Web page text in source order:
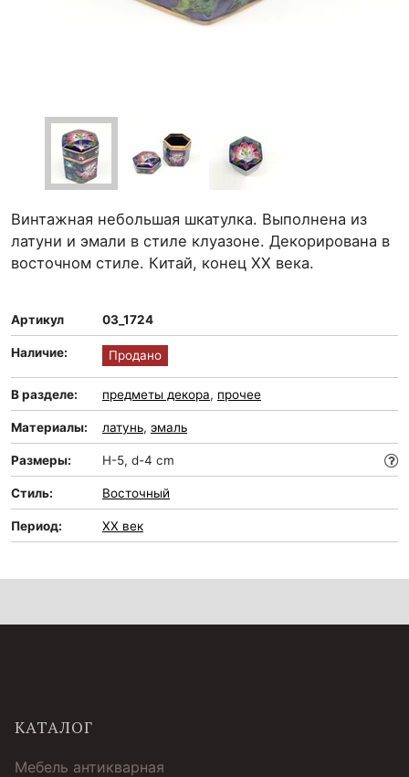
Винтажная небольшая шкатулка. Выполнена из
латуни и эмали в стиле клуазоне. Декорирована в
восточном стиле. Китай, конец XX века.
Артикул 03_1724
Наличие: Продано
В разделе: предметы декора, прочее
Материалы: латунь, эмаль
Размеры: H-5, d-4 cm
Стиль: Восточный
Период: XX век
КАТАЛОГ
Мебель антикварная